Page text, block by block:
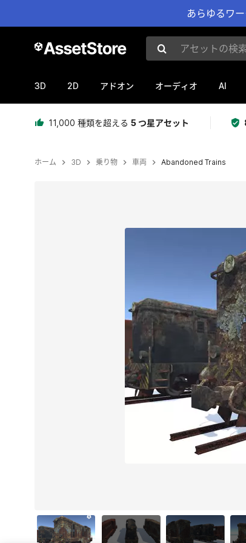
あらゆるワ
アセットの検索
3D 2D アドオン オーディオ AI
11,000 種類を超える 5 つ星アセット
ホーム 3D 乗り物 車両 Abandoned Trains